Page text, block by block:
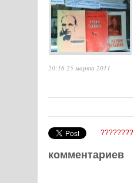
20:16 25 марта 2011
????????
комментариев